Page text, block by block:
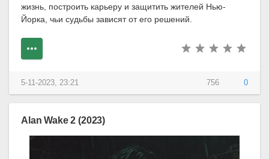
жизнь, построить карьеру и защитить жителей Нью-
Йорка, чьи судьбы зависят от его решений.
756 0
5-11-2023, 23:21
Alan Wake 2 (2023)